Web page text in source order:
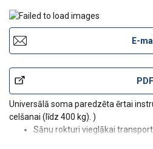
E-
PDF
Universālā soma paredzēta ērtai
celšanai (līdz 400 kg). )
Sānu rokturi vieglākai